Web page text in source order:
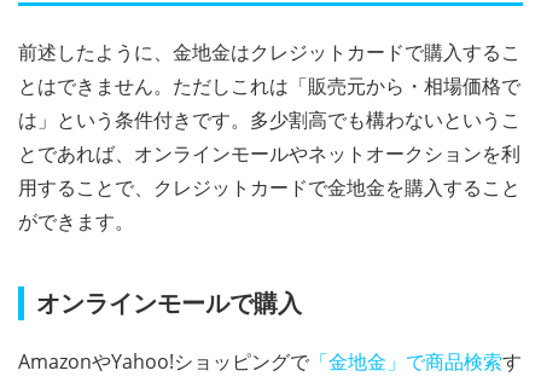
前述したように、金地金はクレジットカードで購入するこ
とはできません。ただしこれは「販売元から・相場価格で
は」という条件付きです。多少割高でも構わないというこ
とであれば、オンラインモールやネットオークションを利
用することで、クレジットカードで金地金を購入すること
ができます。
オンラインモールで購入
AmazonやYahoo!ショッピングで 「金地金」で商品検索す